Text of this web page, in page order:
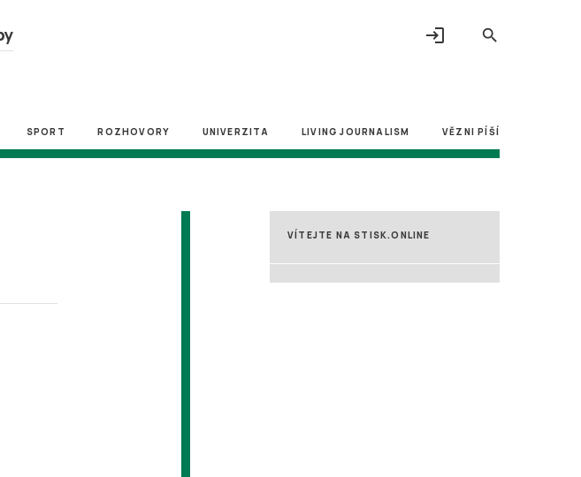
search
login
SPORT ROZHOVORY UNIVERZITA LIVING JOURNALISM VĚZNI PÍŠÍ
VÍTEJTE NA STISK.ONLINE